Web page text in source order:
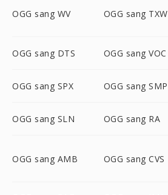
OGG sang WV OGG sang TXW
OGG sang DTS OGG sang VOC
OGG sang SPX OGG sang SMP
OGG sang SLN OGG sang RA
OGG sang AMB OGG sang CVS